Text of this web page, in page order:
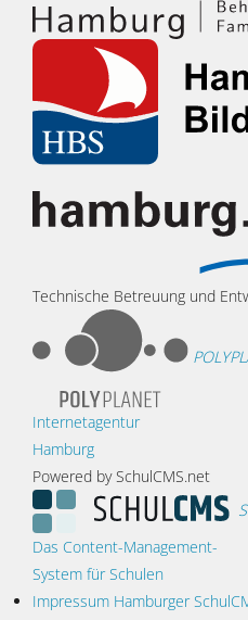
Technische Betreuung und
Internetagentur
Hamburg
Powered by SchulCMS.net
Das Content-Management-
System für Schulen
Impressum Hamburger